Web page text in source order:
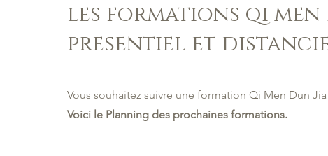
les formations qi men
presentiel et
Vous souhaitez suivre une formation Qi Men Dun
Voici le Planning des prochaines formations.